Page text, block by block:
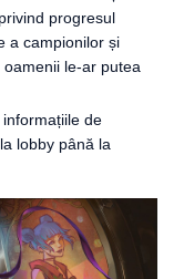
progresul
a campionilor și
le-ar putea
de
lobby până la